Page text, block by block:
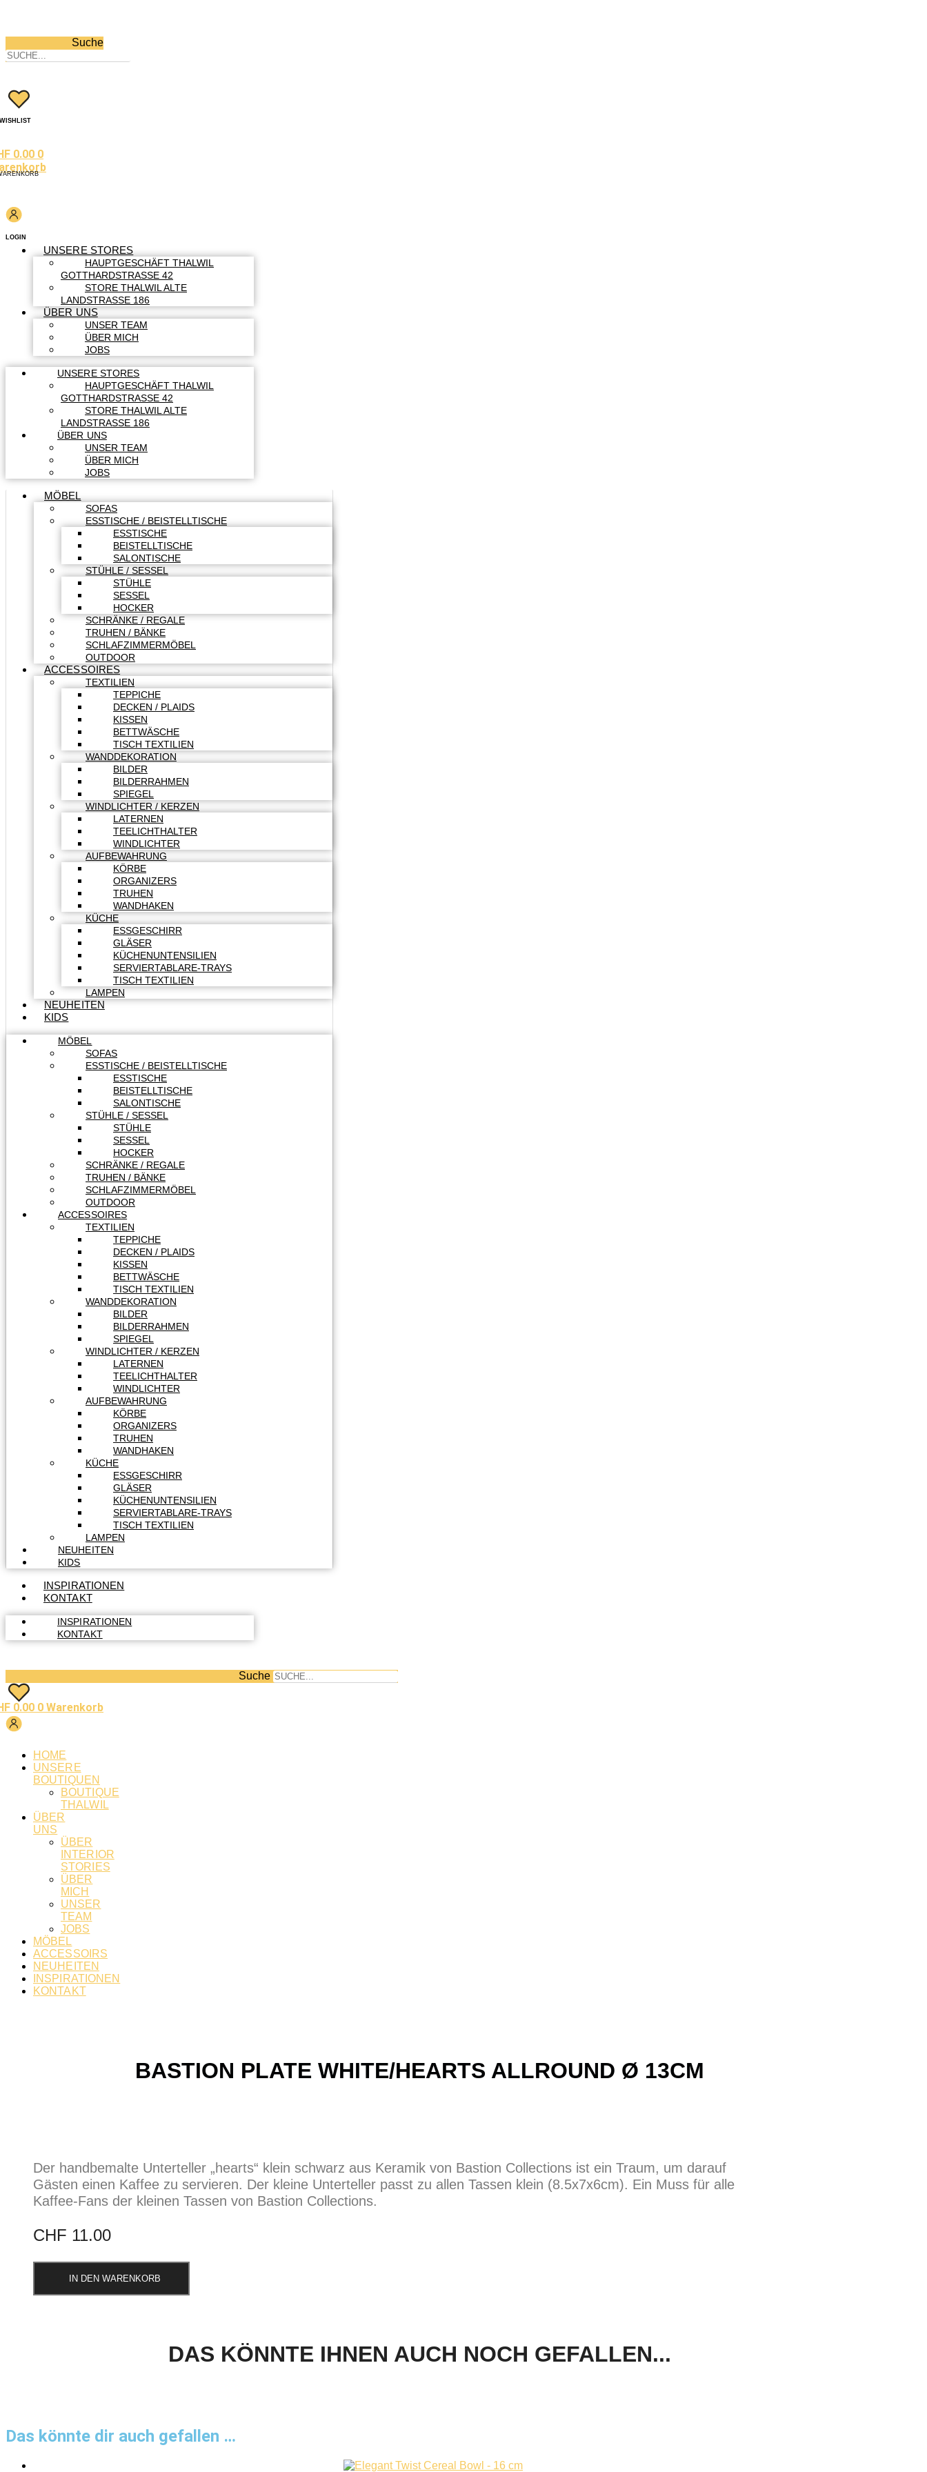
Suche
WISHLIST
0.00 0
LOGIN
UNSERE STORES
HAUPTGESCHÄFT THALWIL
GOTTHARDSTRASSE 42
STORE THALWIL ALTE
LANDSTRASSE 186
ÜBER UNS
UNSER TEAM
ÜBER MICH
JOBS
UNSERE STORES
HAUPTGESCHÄFT THALWIL
GOTTHARDSTRASSE 42
STORE THALWIL ALTE
LANDSTRASSE 186
ÜBER UNS
UNSER TEAM
ÜBER MICH
JOBS
MÖBEL
SOFAS
ESSTISCHE / BEISTELLTISCHE
ESSTISCHE
BEISTELLTISCHE
SALONTISCHE
STÜHLE / SESSEL
STÜHLE
SESSEL
HOCKER
SCHRÄNKE / REGALE
TRUHEN / BÄNKE
SCHLAFZIMMERMÖBEL
OUTDOOR
ACCESSOIRES
TEXTILIEN
TEPPICHE
DECKEN / PLAIDS
KISSEN
BETTWÄSCHE
TISCH TEXTILIEN
WANDDEKORATION
BILDER
BILDERRAHMEN
SPIEGEL
WINDLICHTER / KERZEN
LATERNEN
TEELICHTHALTER
WINDLICHTER
AUFBEWAHRUNG
KÖRBE
ORGANIZERS
TRUHEN
WANDHAKEN
KÜCHE
ESSGESCHIRR
GLÄSER
KÜCHENUNTENSILIEN
SERVIERTABLARE-TRAYS
TISCH TEXTILIEN
LAMPEN
NEUHEITEN
KIDS
MÖBEL
SOFAS
ESSTISCHE / BEISTELLTISCHE
ESSTISCHE
BEISTELLTISCHE
SALONTISCHE
STÜHLE / SESSEL
STÜHLE
SESSEL
HOCKER
SCHRÄNKE / REGALE
TRUHEN / BÄNKE
SCHLAFZIMMERMÖBEL
OUTDOOR
ACCESSOIRES
TEXTILIEN
TEPPICHE
DECKEN / PLAIDS
KISSEN
BETTWÄSCHE
TISCH TEXTILIEN
WANDDEKORATION
BILDER
BILDERRAHMEN
SPIEGEL
WINDLICHTER / KERZEN
LATERNEN
TEELICHTHALTER
WINDLICHTER
AUFBEWAHRUNG
KÖRBE
ORGANIZERS
TRUHEN
WANDHAKEN
KÜCHE
ESSGESCHIRR
GLÄSER
KÜCHENUNTENSILIEN
SERVIERTABLARE-TRAYS
TISCH TEXTILIEN
LAMPEN
NEUHEITEN
KIDS
INSPIRATIONEN
KONTAKT
INSPIRATIONEN
KONTAKT
Suche
0.00 0 Warenkorb
HOME
UNSERE
BOUTIQUEN
BOUTIQUE
THALWIL
ÜBER
UNS
ÜBER
INTERIOR
STORIES
ÜBER
MICH
UNSER
TEAM
JOBS
MÖBEL
ACCESSOIRS
NEUHEITEN
INSPIRATIONEN
KONTAKT
BASTION PLATE WHITE/HEARTS ALLROUND Ø 13CM
Der handbemalte Unterteller „hearts“ klein schwarz aus Keramik von Bastion Collections ist ein Traum, um darauf
Gästen einen Kaffee zu servieren. Der kleine Unterteller passt zu allen Tassen klein (8.5x7x6cm). Ein Muss für alle
Kaffee-Fans der kleinen Tassen von Bastion Collections.
CHF 11.00
IN DEN WARENKORB
DAS KÖNNTE IHNEN AUCH NOCH GEFALLEN...
Das könnte dir auch gefallen …